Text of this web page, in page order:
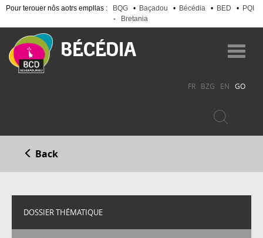
Pour terouer nôs aotrs empllas : BQG • Baçadou • Bécédia • BED •
PQI
-
Bretania
main
content
FR BZG EN GO
Back
DOSSIER THÉMATIQUE